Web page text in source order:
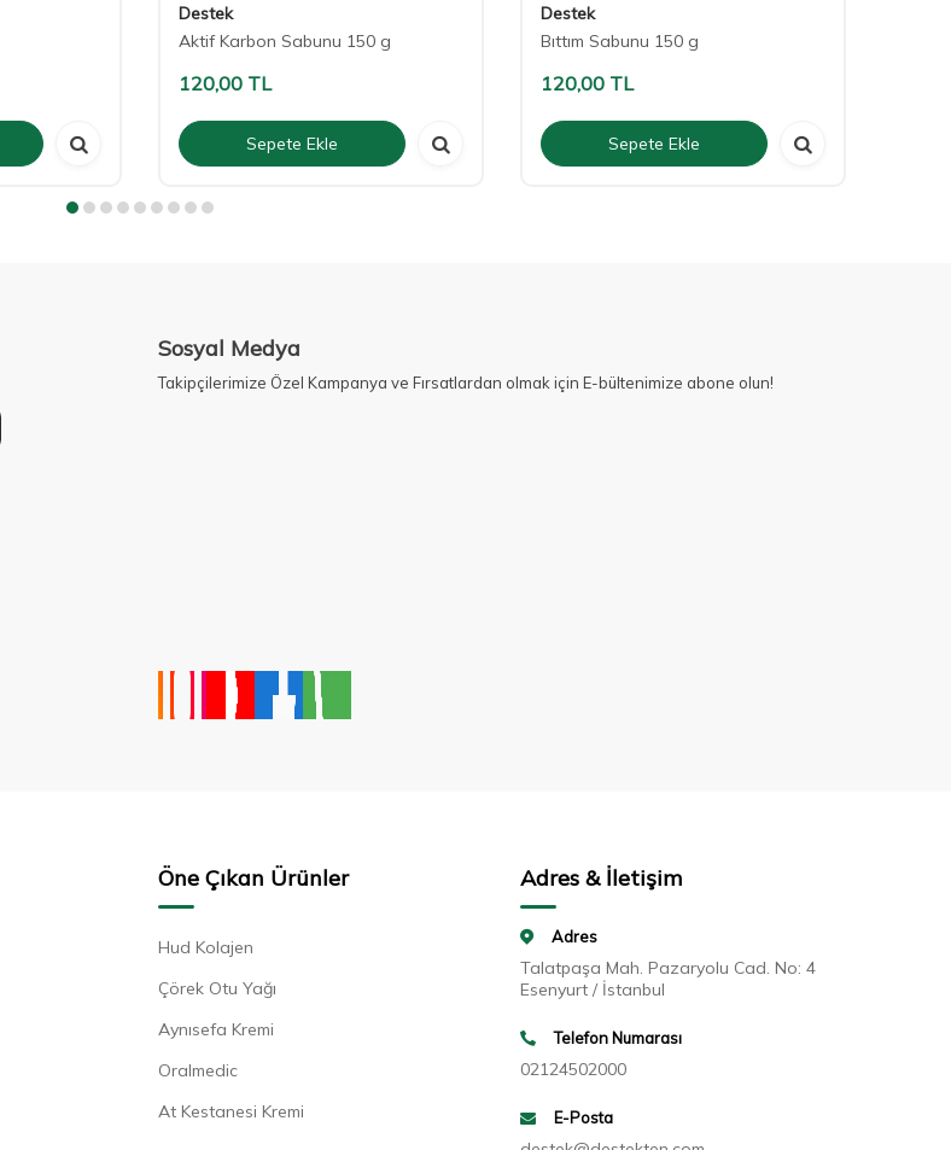
Destek
Aktif Karbon Sabunu 150 g
120,00 TL
Sepete Ekle
Destek
Bıttım Sabunu 150 g
120,00 TL
Sepete Ekle
Sosyal Medya
Takipçilerimize Özel Kampanya ve Fırsatlardan olmak için E-bültenimize abone olun!
Öne Çıkan Ürünler
Hud Kolajen
Çörek Otu Yağı
Aynısefa Kremi
Oralmedic
At Kestanesi Kremi
Adres & İletişim
Adres
Talatpaşa Mah. Pazaryolu Cad. No: 4
Esenyurt / İstanbul
Telefon Numarası
02124502000
E-Posta